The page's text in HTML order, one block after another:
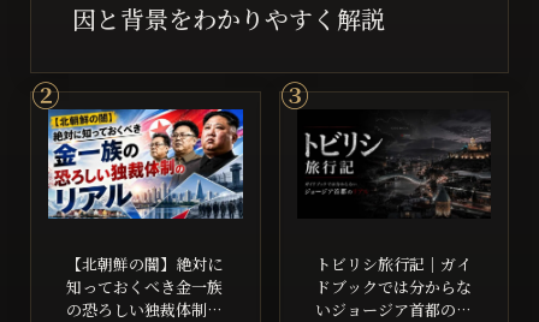
因と背景をわかりやすく解説
【北朝鮮の闇】絶対に
知っておくべき金一族
の恐ろしい独裁体制の
トビリシ旅行記｜ガイ
ドブックでは分からな
いジョージア首都のリ